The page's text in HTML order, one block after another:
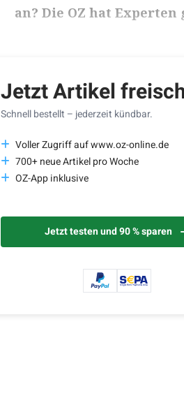
an? Die OZ hat Experten
Jetzt Artikel
Schnell bestellt – jederzeit kündbar.
Voller Zugriff auf www.oz-online.de
700+ neue Artikel pro Woche
OZ-App inklusive
Jetzt testen und 90 % sparen